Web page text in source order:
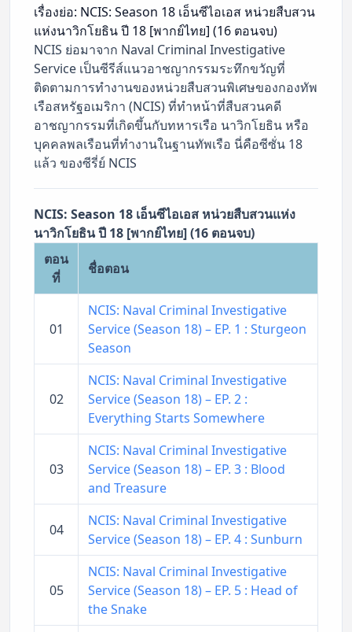
เรื่องย่อ: NCIS: Season 18 เอ็นซีไอเอส หน่วยสืบสวน
แห่งนาวิกโยธิน ปี 18 [พากย์ไทย] (16 ตอนจบ)
NCIS ย่อมาจาก Naval Criminal Investigative
Service เป็นซีรีส์แนวอาชญากรรมระทึกขวัญที่
ติดตามการทำงานของหน่วยสืบสวนพิเศษของกองทัพ
เรือสหรัฐอเมริกา (NCIS) ที่ทำหน้าที่สืบสวนคดี
อาชญากรรมที่เกิดขึ้นกับทหารเรือ นาวิกโยธิน หรือ
บุคคลพลเรือนที่ทำงานในฐานทัพเรือ นี่คือซีซั่น 18
แล้ว ของซีรี่ย์ NCIS
NCIS: Season 18 เอ็นซีไอเอส หน่วยสืบสวนแห่ง
นาวิกโยธิน ปี 18 [พากย์ไทย] (16 ตอนจบ)
ตอน
ที่
ชื่อตอน
01
NCIS: Naval Criminal Investigative
Service (Season 18) – EP. 1 : Sturgeon
Season
02
NCIS: Naval Criminal Investigative
Service (Season 18) – EP. 2 :
Everything Starts Somewhere
03
NCIS: Naval Criminal Investigative
Service (Season 18) – EP. 3 : Blood
and Treasure
04
NCIS: Naval Criminal Investigative
Service (Season 18) – EP. 4 : Sunburn
05
NCIS: Naval Criminal Investigative
Service (Season 18) – EP. 5 : Head of
the Snake